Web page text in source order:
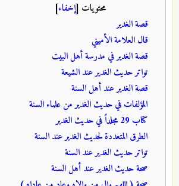
محتويات [إخفاء]
قصة الغدير
قال العلامة الأميني
قصة الغدير في مدرسة أهل البيت
تواتر حديث الغدير عند الشيعة
قصة الغدير عند أهل السنة
المؤلفات في حديث الغدير من علماء السنة
كتاب 29 مجلداً في حديث الغدير
الطرق المتعددة لحديث الغدير عند السنة
تواتر حديث الغدير عند السنة
صحة حديث الغدير عند أهل السنة